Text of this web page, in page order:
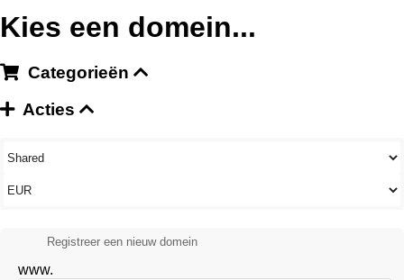
Kies een domein...
Categorieën
Acties
Registreer een nieuw domein
www.